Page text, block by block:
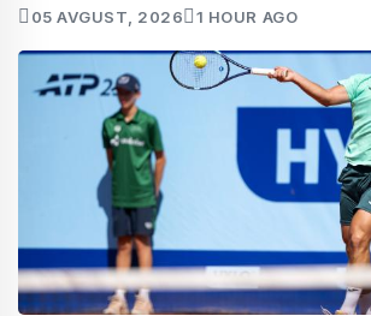
05 AVGUST, 2026 1 HOUR AGO